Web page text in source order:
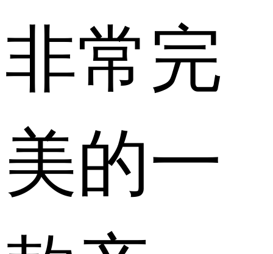
非常完
美的一